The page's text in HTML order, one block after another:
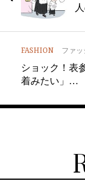
FASHION ファ
ショック！表
着みたい」…